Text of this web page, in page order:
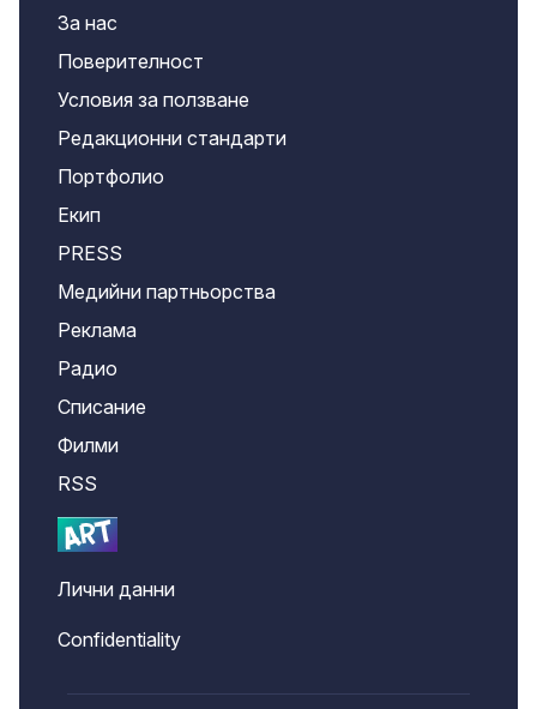
За нас
Поверителност
Условия за ползване
Редакционни стандарти
Портфолио
Екип
PRESS
Медийни партньорства
Реклама
Радио
Списание
Филми
RSS
Лични данни
Confidentiality